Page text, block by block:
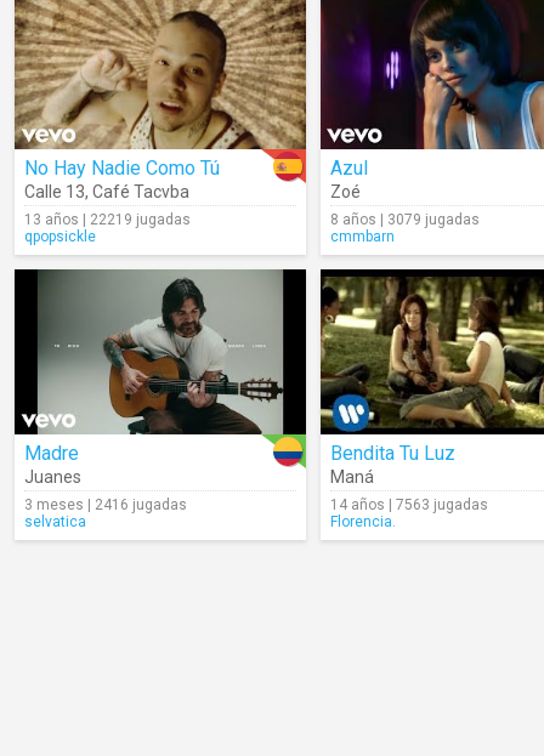
No Hay Nadie Como Tú
Calle 13, Café Tacvba
13 años | 22219 jugadas
qpopsickle
Azul
Zoé
8 años | 3079 jugadas
cmmbarn
Madre
Juanes
3 meses | 2416 jugadas
selvatica
Bendita Tu Luz
Maná
14 años | 7563 jugadas
Florencia.